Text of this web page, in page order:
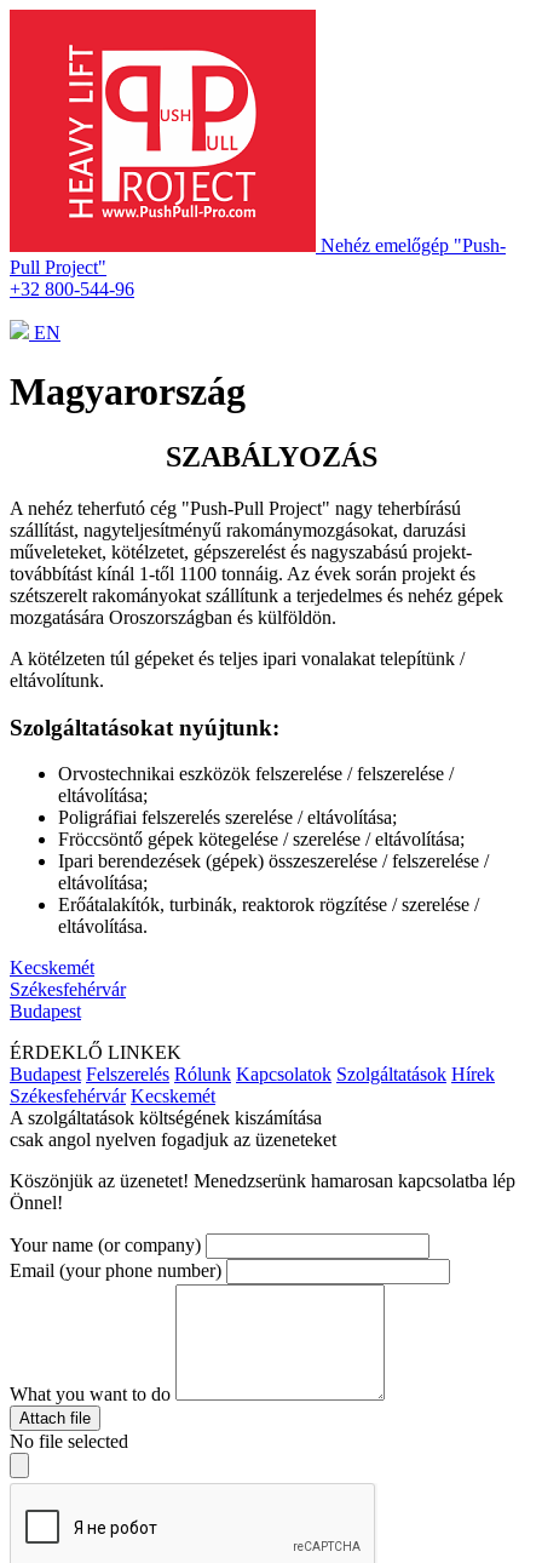
Nehéz emelőgép "Push-
Pull Project"
+32 800-544-96
EN
Magyarország
SZABÁLYOZÁS
A nehéz teherfutó cég "Push-Pull Project" nagy teherbírású
szállítást, nagyteljesítményű rakománymozgásokat, daruzási
műveleteket, kötélzetet, gépszerelést és nagyszabású projekt-
továbbítást kínál 1-től 1100 tonnáig. Az évek során projekt és
szétszerelt rakományokat szállítunk a terjedelmes és nehéz gépek
mozgatására Oroszországban és külföldön.
A kötélzeten túl gépeket és teljes ipari vonalakat telepítünk /
eltávolítunk.
Szolgáltatásokat nyújtunk:
Orvostechnikai eszközök felszerelése / felszerelése /
eltávolítása;
Poligráfiai felszerelés szerelése / eltávolítása;
Fröccsöntő gépek kötegelése / szerelése / eltávolítása;
Ipari berendezések (gépek) összeszerelése / felszerelése /
eltávolítása;
Erőátalakítók, turbinák, reaktorok rögzítése / szerelése /
eltávolítása.
Kecskemét
Székesfehérvár
Budapest
ÉRDEKLŐ LINKEK
Budapest Felszerelés Rólunk Kapcsolatok Szolgáltatások Hírek
Székesfehérvár Kecskemét
A szolgáltatások költségének kiszámítása
csak angol nyelven fogadjuk az üzeneteket
Köszönjük az üzenetet! Menedzserünk hamarosan kapcsolatba lép
Önnel!
Your name (or company)
Email (your phone number)
What you want to do
Attach file
No file selected